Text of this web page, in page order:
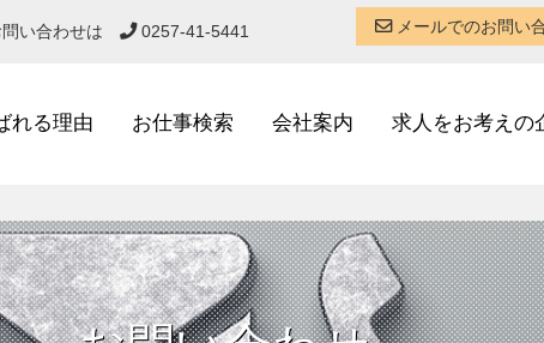
問い合わせは 0257-41-5441 メールでのお問い
れる理由 お仕事検索 会社案内 求人をお考えの